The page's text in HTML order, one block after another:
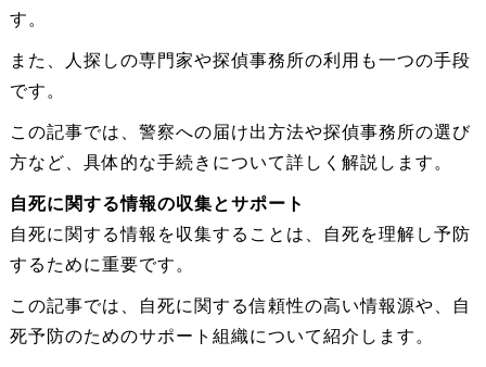
す。
また、人探しの専門家や探偵事務所の利用も一つの手段
です。
この記事では、警察への届け出方法や探偵事務所の選び
方など、具体的な手続きについて詳しく解説します。
自死に関する情報の収集とサポート
自死に関する情報を収集することは、自死を理解し予防
するために重要です。
この記事では、自死に関する信頼性の高い情報源や、自
死予防のためのサポート組織について紹介します。